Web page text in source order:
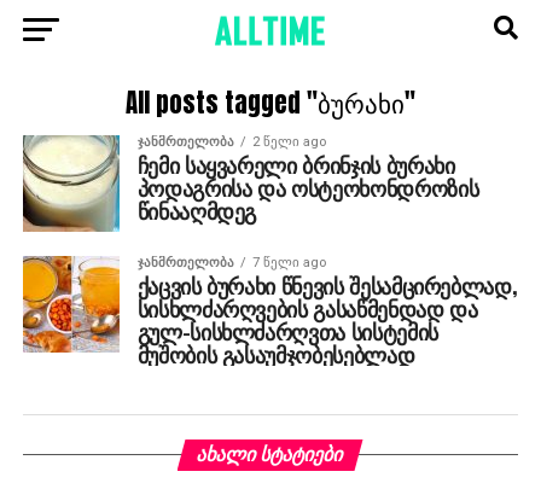
All posts tagged "ბურახი"
ᲯᲐᲜᲛᲠᲗᲔᲚᲝᲑᲐ 2 წელი ago
ჩემი საყვარელი ბრინჯის ბურახი
პოდაგრისა და ოსტეოხონდროზის
წინააღმდეგ
ᲯᲐᲜᲛᲠᲗᲔᲚᲝᲑᲐ 7 წელი ago
ქაცვის ბურახი წნევის შესამცირებლად,
სისხლძარღვების გასაწმენდად და
გულ-სისხლძარღვთა სისტემის
მუშობის გასაუმჯობესებლად
ᲐᲮᲐᲚᲘ ᲡᲢᲐᲢᲘᲔᲑᲘ